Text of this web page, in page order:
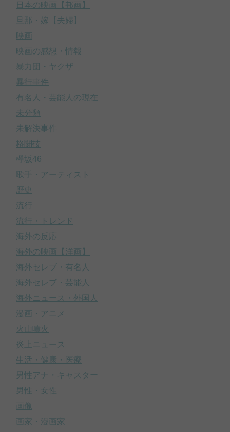
日本の映画【邦画】
旦那・嫁【夫婦】
映画
映画の感想・情報
暴力団・ヤクザ
暴行事件
有名人・芸能人の現在
未分類
未解決事件
格闘技
欅坂46
歌手・アーティスト
歴史
流行
流行・トレンド
海外の反応
海外の映画【洋画】
海外セレブ・有名人
海外セレブ・芸能人
海外ニュース・外国人
漫画・アニメ
火山噴火
炎上ニュース
生活・健康・医療
男性アナ・キャスター
男性・女性
画像
画家・漫画家